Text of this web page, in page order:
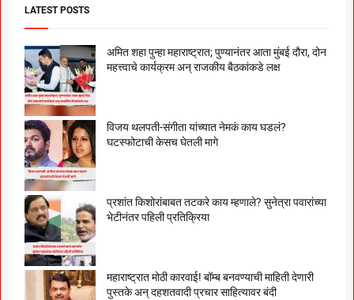
LATEST POSTS
अमित शहा पुन्हा महाराष्ट्रात; पुण्यानंतर आता मुंबई दौरा, दोन
महत्त्वाचे कार्यक्रम अन् राजकीय बैठकांकडे लक्ष
विजय थलपती-संगीता यांच्यात नेमकं काय घडलं?
घटस्फोटाची केसच घेतली मागे
प्रशांत किशोरांबाबत तटकरे काय म्हणाले? सुनेत्रा पवारांच्या
भेटीनंतर पहिली प्रतिक्रिया
महाराष्ट्रात मोठी कारवाई! बॉम्ब बनवण्याची माहिती देणारी
पुस्तके अन् दहशतवादी प्रचार साहित्यावर बंदी